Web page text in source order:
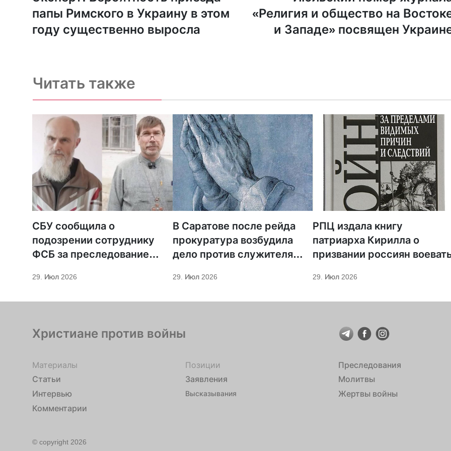
папы Римского в Украину в этом
году существенно выросла
«Религия и общество на
и Западе» посвящен
Читать также
СБУ сообщила о
подозрении сотруднику
ФСБ за преследование
29. Июл 2026
В Саратове после рейда
прокуратура возбудила
дело против служителя
29. Июл 2026
РПЦ издала книгу
патриарха Кирилла о
призвании россиян
29. Июл 2026
Христиане против войны
Материалы
Статьи
Интервью
Комментарии
Позиции
Заявления
Высказывания
Преследования
Молитвы
Жертвы войны
© copyright 2026